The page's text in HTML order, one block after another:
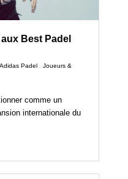
Best Padel
Adidas Padel ,Joueurs &
comme un
internationale du